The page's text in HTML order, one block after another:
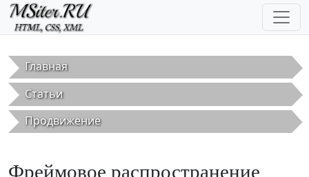
Перейти к основному содержанию
Главная
Статьи
Продвижение
Фреймовое распространение